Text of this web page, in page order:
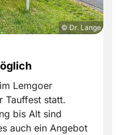
© Dr. Lange
Lemgoer
Tauffest statt.
bis Alt sind
auch ein Angebot